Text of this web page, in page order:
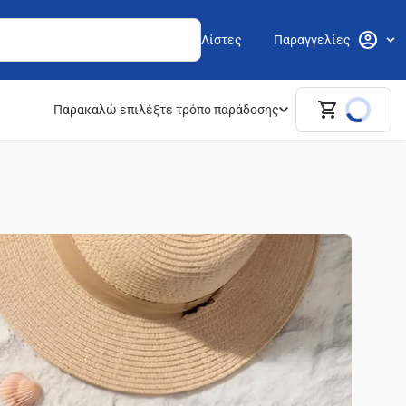
Λίστες Παραγγελίες
Παρακαλώ επιλέξτε τρόπο παράδοσης